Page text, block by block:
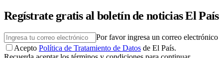
Regístrate gratis al boletín de noticias El País
Por favor ingresa un correo electrónico
Acepto Política de Tratamiento de Datos de El País.